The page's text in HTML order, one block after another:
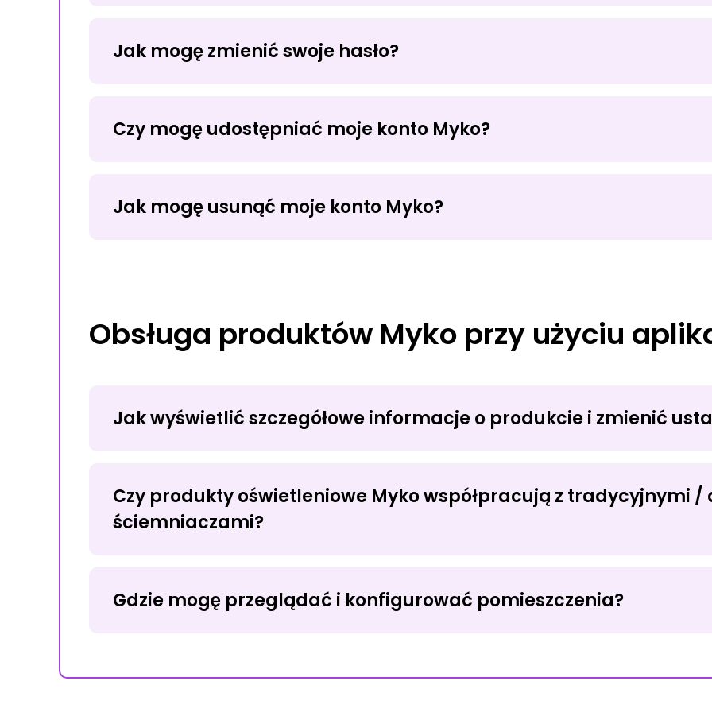
USUŃ
Jak mogę zmienić swoje hasło?
Czy mogę udostępniać moje konto Myko?
Jak mogę usunąć moje konto Myko?
MOJE KONTO MYKO
USUŃ
Obsługa produktów Myko przy użyciu
Jak wyświetlić szczegółowe informacje o produkcie i zmienić
Czy produkty oświetleniowe Myko współpracują z tradycyjnymi
ściemniaczami?
Gdzie mogę przeglądać i konfigurować pomieszczenia?